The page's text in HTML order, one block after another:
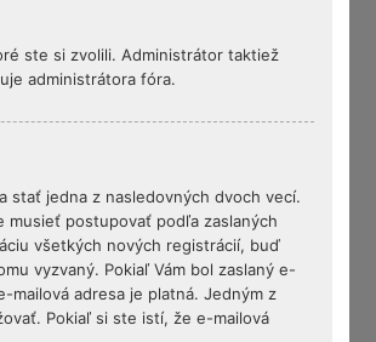
ste si zvolili. Administrátor taktiež
administrátora fóra.
stať jedna z nasledovných dvoch vecí.
musieť postupovať podľa zaslaných
všetkých nových registrácií, buď
vyzvaný. Pokiaľ Vám bol zaslaný e-
adresa je platná. Jedným z
Pokiaľ si ste istí, že e-mailová